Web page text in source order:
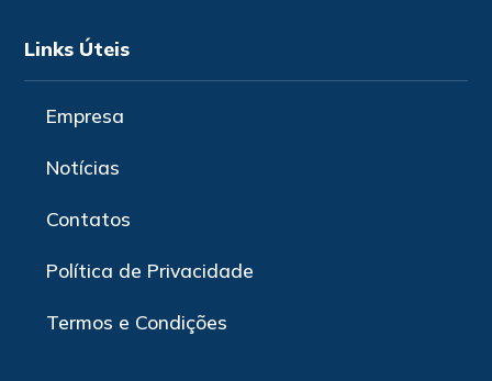
Links Úteis
Empresa
Notícias
Contatos
Política de Privacidade
Termos e Condições